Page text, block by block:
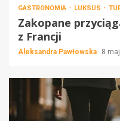
GASTRONOMIA LUKSUS
Zakopane
z Francji
Aleksandra Pawłowska 8